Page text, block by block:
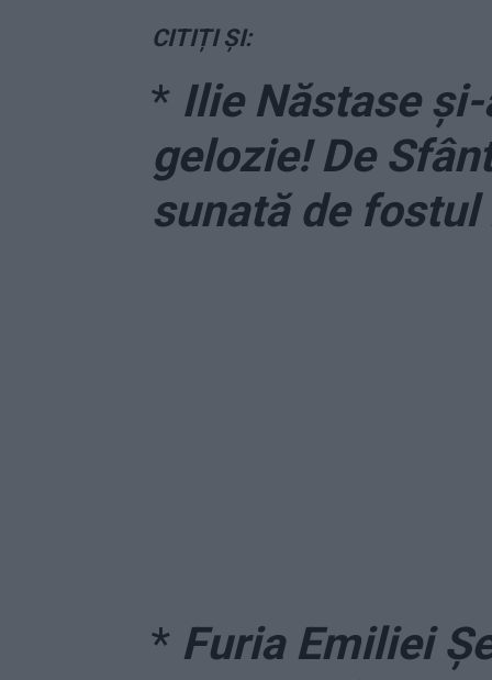
CITIȚI ȘI:
* Ilie Năstase
gelozie! De
sunată de
* Furia Emiliei